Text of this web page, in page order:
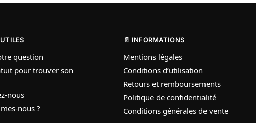
question
pour trouver son
nous
nous ?
📄 INFORMATIONS
Mentions légales
Conditions d’utilisation
Retours et remboursements
Politique de confidentialité
Conditions générales de vente